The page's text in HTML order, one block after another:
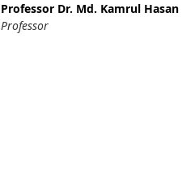
Professor Dr. Md. Kamrul Hasan
Professor